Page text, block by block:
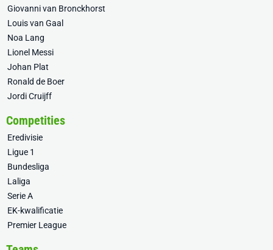
Giovanni van Bronckhorst
Louis van Gaal
Noa Lang
Lionel Messi
Johan Plat
Ronald de Boer
Jordi Cruijff
Competities
Eredivisie
Ligue 1
Bundesliga
Laliga
Serie A
EK-kwalificatie
Premier League